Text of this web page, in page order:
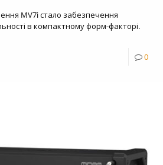
MV7i стало забезпечення
в компактному форм-факторі.
0